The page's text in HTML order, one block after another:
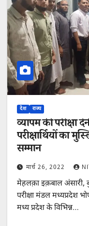
देश राज्य
व्यापम की परीक्षा
परीक्षार्थियों का
सम्मान
मार्च 26, 2022
मेहलक़ा इक़बाल अंसारी,
परीक्षा मंडल मध्यप्रदेश
मध्य प्रदेश के विभिन्न…